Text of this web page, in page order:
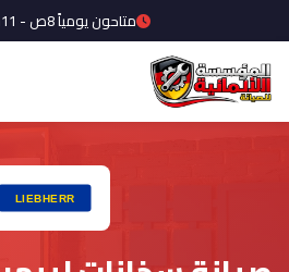
متاحون يومياً 8ص - 11م